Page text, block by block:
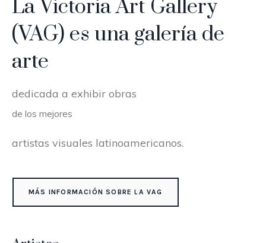
La Victoria Art Gallery
(VAG) es una galería de
arte
dedicada a exhibir obras
de los mejores
artistas visuales latinoamericanos.
MÁS INFORMACIÓN SOBRE LA VAG